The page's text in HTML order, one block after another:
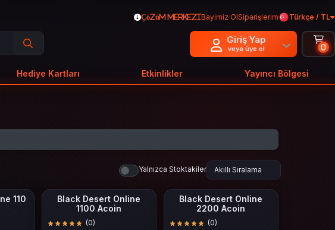
Çözüm MerkeziBayimiz OlSiparişlerim Türkçe / TL
Giriş Yap
veya üye ol 0
Hediye Kartları Etkinlikler Yayıncı Bölgesi
Yalnızca Stoktakiler
110
Black Desert Online
1100 Acoin
(0)
Black Desert Online
2200 Acoin
(0)